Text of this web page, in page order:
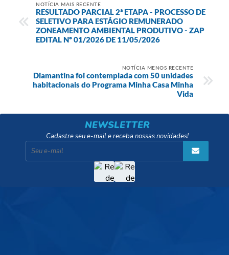
NOTÍCIA MAIS RECENTE
RESULTADO PARCIAL 2ª ETAPA - PROCESSO DE
SELETIVO PARA ESTÁGIO REMUNERADO
ZONEAMENTO AMBIENTAL PRODUTIVO - ZAP
EDITAL Nº 01/2026 DE 11/05/2026
NOTÍCIA MENOS RECENTE
Diamantina foi contemplada com 50 unidades
habitacionais do Programa Minha Casa Minha
Vida
NEWSLETTER
Cadastre seu e-mail e receba nossas novidades!